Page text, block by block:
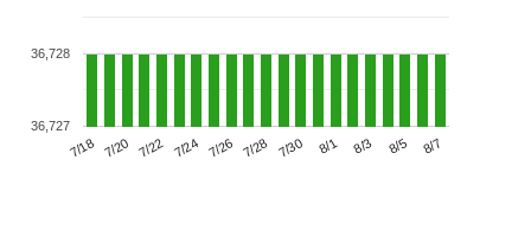
7/18 7/20 7/22 7/24 7/26 7/28 7/30 8/1 8/3 8/5 8/7
36,727
36,728